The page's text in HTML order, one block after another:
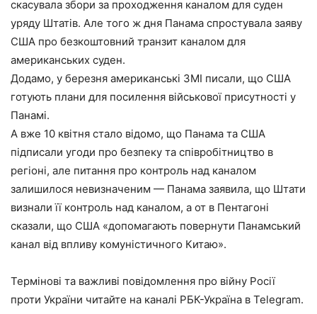
скасувала збори за проходження каналом для суден
уряду Штатів. Але того ж дня Панама спростувала заяву
США про безкоштовний транзит каналом для
американських суден.
Додамо, у березня американські ЗМІ писали, що США
готують плани для посилення військової присутності у
Панамі.
А вже 10 квітня стало відомо, що Панама та США
підписали угоди про безпеку та співробітництво в
регіоні, але питання про контроль над каналом
залишилося невизначеним — Панама заявила, що Штати
визнали її контроль над каналом, а от в Пентагоні
сказали, що США «допомагають повернути Панамський
канал від впливу комуністичного Китаю».
Термінові та важливі повідомлення про війну Росії
проти України читайте на каналі РБК-Україна в Telegram.